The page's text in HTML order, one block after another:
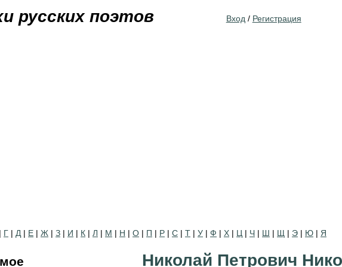
русских поэтов Вход / Регистрация
| Г | Д | Е | Ж | З | И | К | Л | М | Н | О | П | Р | С | Т | У | Ф | Х | Ц | Ч | Ш | Щ | Э | Ю | Я
Николай Петрович